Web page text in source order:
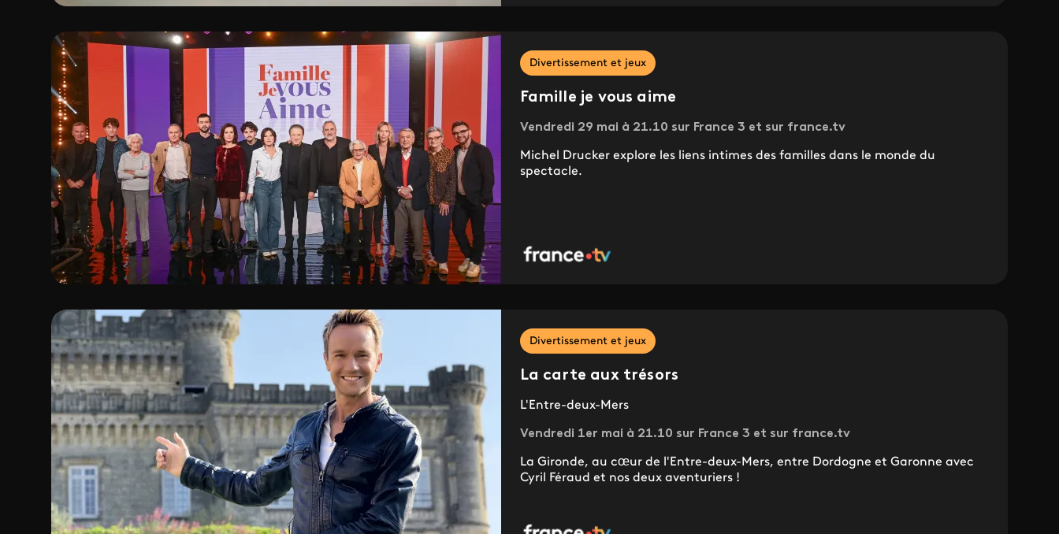
Divertissement et jeux
Famille je vous aime
Vendredi 29 mai à 21.10 sur France 3 et sur france.tv
Michel Drucker explore les liens intimes des familles dans le monde du
spectacle.
Divertissement et jeux
La carte aux trésors
L'Entre-deux-Mers
Vendredi 1er mai à 21.10 sur France 3 et sur france.tv
La Gironde, au cœur de l'Entre-deux-Mers, entre Dordogne et Garonne avec
Cyril Féraud et nos deux aventuriers !